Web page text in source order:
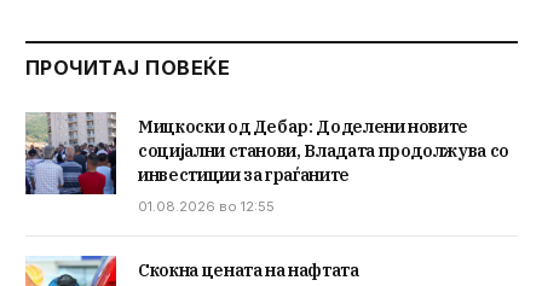
ПРОЧИТАЈ ПОВЕЌЕ
Мицкоски од Дебар: Доделени новите
социјални станови, Владата продолжува со
инвестиции за граѓаните
01.08.2026 во 12:55
Скокна цената на нафтата